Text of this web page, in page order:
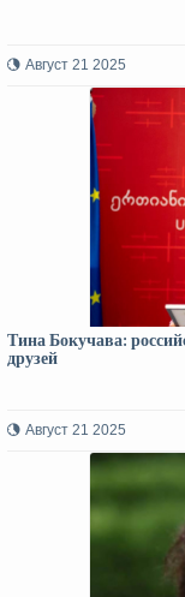
Август 21 2025
Тина Бокучава:
друзей
Август 21 2025